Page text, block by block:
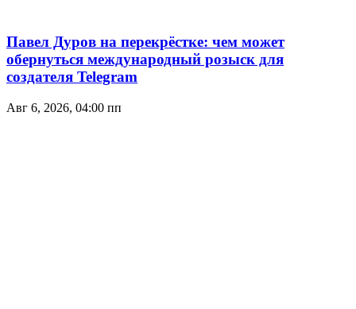
Павел Дуров на перекрёстке: чем может
обернуться международный розыск для
создателя Telegram
Авг 6, 2026, 04:00 пп